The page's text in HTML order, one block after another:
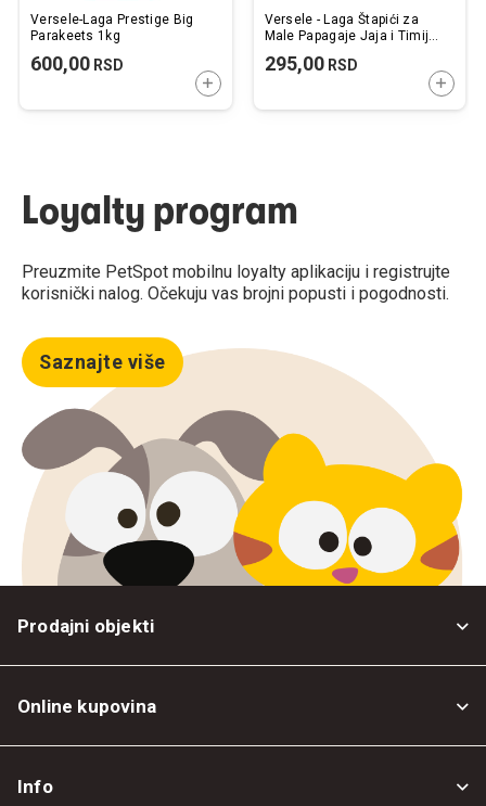
Versele-Laga Prestige Big
Parakeets 1kg
600,00 RSD
DODAJTE U KORPU
Versele - Laga Štapići za
Male Papagaje Jaja i Timijan
295,00RSD
Loyalty program
Preuzmite PetSpot mobilnu loyalty aplikaciju i registrujte
korisnički nalog. Očekuju vas brojni popusti i pogodnosti.
Saznajte više
Prodajni objekti
Online kupovina
Info